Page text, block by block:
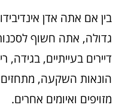
​בין אם אתה אדן
גדולה, אתה חשוף
דיירים בעייתיים, בגידה,
הונאות השקעה,
מזויפים ואיומים אחרים.